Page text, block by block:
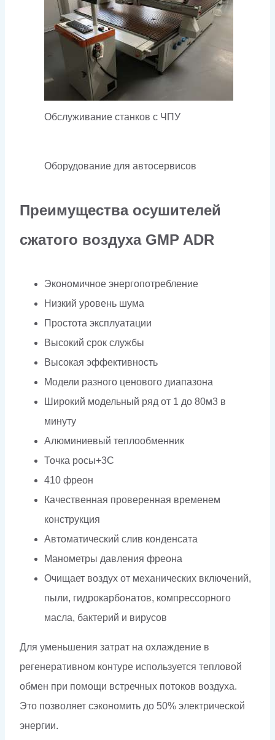
Обслуживание станков с ЧПУ
Оборудование для автосервисов
Преимущества осушителей
сжатого воздуха GMP ADR
Экономичное энергопотребление
Низкий уровень шума
Простота эксплуатации
Высокий срок службы
Высокая эффективность
Модели разного ценового диапазона
Широкий модельный ряд от 1 до 80м3 в
минуту
Алюминиевый теплообменник
Точка росы+3С
410 фреон
Качественная проверенная временем
конструкция
Автоматический слив конденсата
Манометры давления фреона
Очищает воздух от механических включений,
пыли, гидрокарбонатов, компрессорного
масла, бактерий и вирусов
Для уменьшения затрат на охлаждение в
регенеративном контуре используется тепловой
обмен при помощи встречных потоков воздуха.
Это позволяет сэкономить до 50% электрической
энергии.